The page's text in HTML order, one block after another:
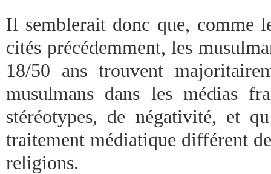
Il semblerait donc que, comme
cités précédemment, les
18/50 ans trouvent
musulmans dans les médias
stéréotypes, de négativité, et
traitement médiatique différent
religions.